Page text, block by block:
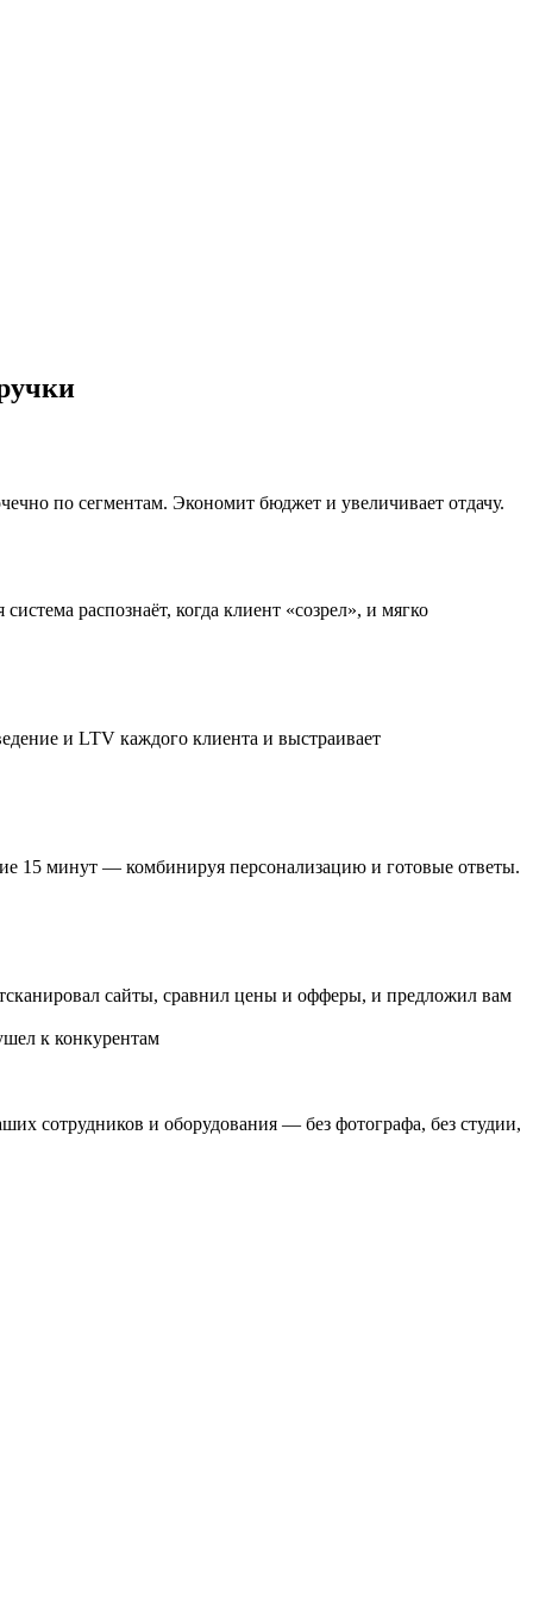
по сегментам. Экономит бюджет и увеличивает отдачу.
система распознаёт, когда клиент «созрел», и мягко
и LTV каждого клиента и выстраивает
15 минут — комбинируя персонализацию и готовые ответы.
сайты, сравнил цены и офферы, и предложил вам
к конкурентам
сотрудников и оборудования — без фотографа, без студии,